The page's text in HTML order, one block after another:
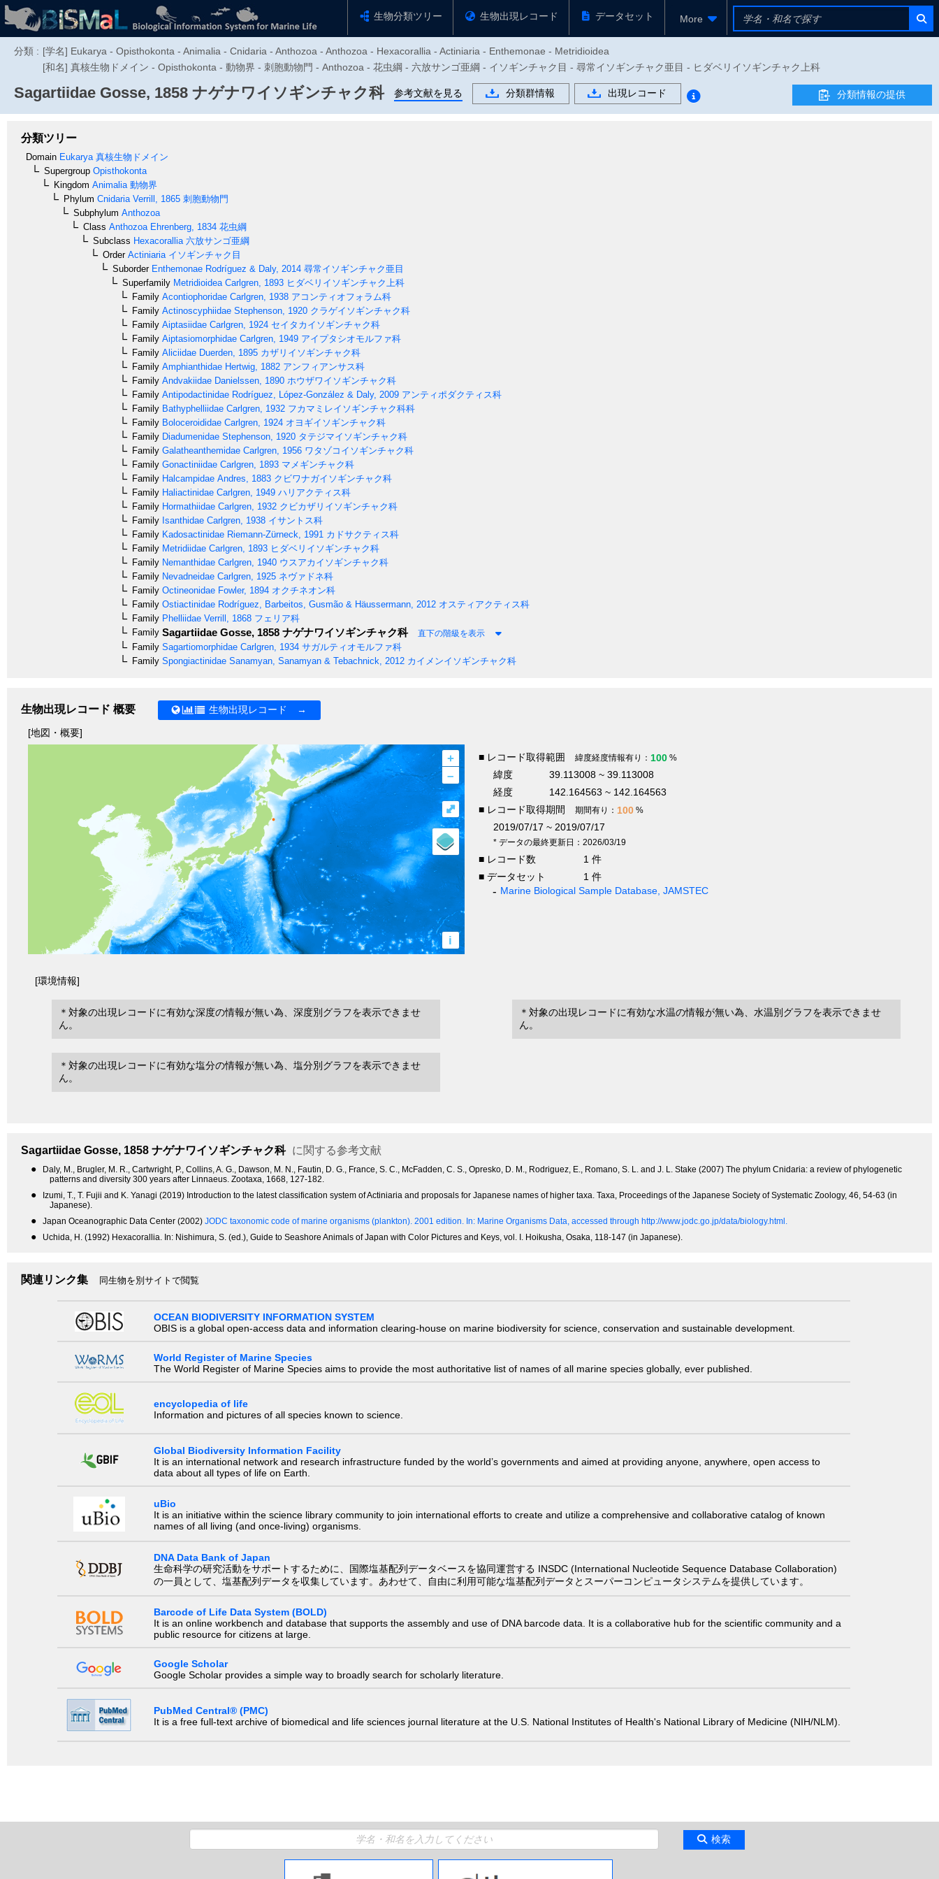
生物分類ツリー 生物出現レコード データセット More
分類 : [学名] Eukarya - Opisthokonta - Animalia - Cnidaria - Anthozoa - Anthozoa - Hexacorallia - Actiniaria - Enthemonae - Metridioidea
[和名] 真核生物ドメイン - Opisthokonta - 動物界 - 刺胞動物門 - Anthozoa - 花虫綱 - 六放サンゴ亜綱 - イソギンチャク目 - 尋常イソギンチャク亜目 - ヒダベリイソギンチャク上科
Sagartiidae Gosse, 1858 ナゲナワイソギンチャク科 参考文献を見る 分類群情報 出現レコード 分類情報の提供
分類ツリー
Domain Eukarya 真核生物ドメイン
Supergroup Opisthokonta
Kingdom Animalia 動物界
Phylum Cnidaria Verrill, 1865 刺胞動物門
Subphylum Anthozoa
Class Anthozoa Ehrenberg, 1834 花虫綱
Subclass Hexacorallia 六放サンゴ亜綱
OrderActiniaria イソギンチャク目
SuborderEnthemonae Rodríguez & Daly, 2014 尋常イソギンチャク亜目
Superfamily Metridioidea Carlgren, 1893 ヒダベリイソギンチャク上科
Family Acontiophoridae Carlgren, 1938 アコンティオフォラム科
Family Actinoscyphiidae Stephenson, 1920 クラゲイソギンチャク科
Family Aiptasiidae Carlgren, 1924 セイタカイソギンチャク科
Family Aiptasiomorphidae Carlgren, 1949 アイプタシオモルファ科
Family Aliciidae Duerden, 1895 カザリイソギンチャク科
Family Amphianthidae Hertwig, 1882 アンフィアンサス科
Family Andvakiidae Danielssen, 1890 ホウザワイソギンチャク科
Family Antipodactinidae Rodríguez, López-González & Daly, 2009 アンティポダクティス科
Family Bathyphelliidae Carlgren, 1932 フカマミレイソギンチャク科科
Family Boloceroididae Carlgren, 1924 オヨギイソギンチャク科
Family Diadumenidae Stephenson, 1920 タテジマイソギンチャク科
Family Galatheanthemidae Carlgren, 1956 ワタゾコイソギンチャク科
Family Gonactiniidae Carlgren, 1893 マメギンチャク科
Family Halcampidae Andres, 1883 クビワナガイソギンチャク科
Family Haliactinidae Carlgren, 1949 ハリアクティス科
Family Hormathiidae Carlgren, 1932 クビカザリイソギンチャク科
Family Isanthidae Carlgren, 1938 イサントス科
Family Kadosactinidae Riemann-Zürneck, 1991 カドサクティス科
Family Metridiidae Carlgren, 1893 ヒダベリイソギンチャク科
Family Nemanthidae Carlgren, 1940 ウスアカイソギンチャク科
Family Nevadneidae Carlgren, 1925 ネヴァドネ科
Family Octineonidae Fowler, 1894 オクチネオン科
Family Ostiactinidae Rodríguez, Barbeitos, Gusmão & Häussermann, 2012 オスティアクティス科
Family Phelliidae Verrill, 1868 フェリア科
Family Sagartiidae Gosse, 1858 ナゲナワイソギンチャク科 直下の階級を表示
Family Sagartiomorphidae Carlgren, 1934 サガルティオモルファ科
Family Spongiactinidae Sanamyan, Sanamyan & Tebachnick, 2012 カイメンイソギンチャク科
生物出現レコード 概要 生物出現レコード →
[地図・概要]
+
–
i
⤢
■ レコード取得範囲 緯度経度情報有り： 100 %
緯度
39.113008 ~ 39.113008
経度
142.164563 ~ 142.164563
■ レコード取得期間
期間有り： 100 %
2019/07/17 ~ 2019/07/17
* データの最終更新日：2026/03/19
■ レコード数
1 件
■ データセット
1 件
Marine Biological Sample Database, JAMSTEC
[環境情報]
＊対象の出現レコードに有効な深度の情報が無い為、深度別グラフを表示できませ
ん。
＊対象の出現レコードに有効な水温の情報が無い為、水温別グラフを表示できませ
ん。
＊対象の出現レコードに有効な塩分の情報が無い為、塩分別グラフを表示できませ
ん。
Sagartiidae Gosse, 1858 ナゲナワイソギンチャク科 に関する参考文献
●
Daly, M., Brugler, M. R., Cartwright, P., Collins, A. G., Dawson, M. N., Fautin, D. G., France, S. C., McFadden, C. S., Opresko, D. M., Rodriguez, E., Romano, S. L. and J. L. Stake (2007) The phylum Cnidaria: a review of phylogenetic
patterns and diversity 300 years after Linnaeus. Zootaxa, 1668, 127-182.
●
Izumi, T., T. Fujii and K. Yanagi (2019) Introduction to the latest classification system of Actiniaria and proposals for Japanese names of higher taxa. Taxa, Proceedings of the Japanese Society of Systematic Zoology, 46, 54-63 (in
Japanese).
● Japan Oceanographic Data Center (2002) JODC taxonomic code of marine organisms (plankton). 2001 edition. In: Marine Organisms Data, accessed through http://www.jodc.go.jp/data/biology.html.
● Uchida, H. (1992) Hexacorallia. In: Nishimura, S. (ed.), Guide to Seashore Animals of Japan with Color Pictures and Keys, vol. I. Hoikusha, Osaka, 118-147 (in Japanese).
関連リンク集 同生物を別サイトで閲覧
OCEAN BIODIVERSITY INFORMATION SYSTEM
OBIS is a global open-access data and information clearing-house on marine biodiversity for science, conservation and sustainable development.
World Register of Marine Species
The World Register of Marine Species aims to provide the most authoritative list of names of all marine species globally, ever published.
encyclopedia of life
Information and pictures of all species known to science.
Global Biodiversity Information Facility
It is an international network and research infrastructure funded by the world’s governments and aimed at providing anyone, anywhere, open access to
data about all types of life on Earth.
uBio
It is an initiative within the science library community to join international efforts to create and utilize a comprehensive and collaborative catalog of known
names of all living (and once-living) organisms.
DNA Data Bank of Japan
生命科学の研究活動をサポートするために、国際塩基配列データベースを協同運営する INSDC (International Nucleotide Sequence Database Collaboration)
の一員として、塩基配列データを収集しています。あわせて、自由に利用可能な塩基配列データとスーパーコンピュータシステムを提供しています。
Barcode of Life Data System (BOLD)
It is an online workbench and database that supports the assembly and use of DNA barcode data. It is a collaborative hub for the scientific community and a
public resource for citizens at large.
Google Scholar
Google Scholar provides a simple way to broadly search for scholarly literature.
PubMed Central® (PMC)
It is a free full-text archive of biomedical and life sciences journal literature at the U.S. National Institutes of Health's National Library of Medicine (NIH/NLM).
検索